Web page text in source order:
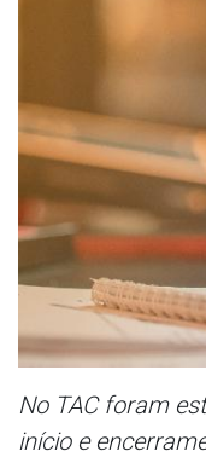
No TAC foram
início e